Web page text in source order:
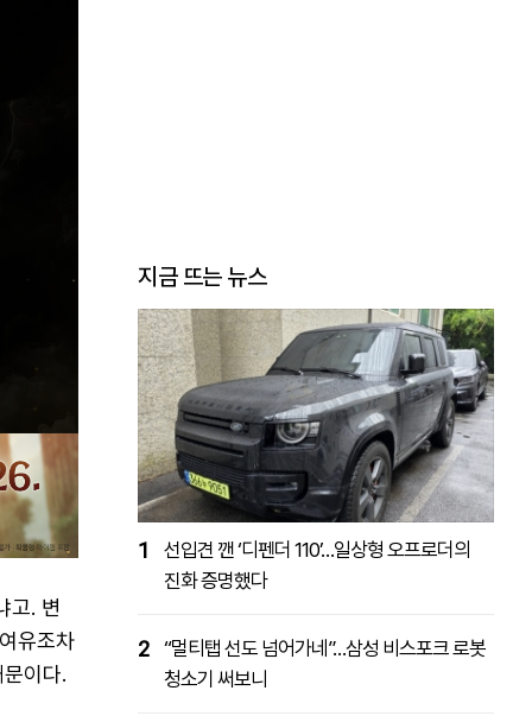
고. 변
유조차
이다.
지금 뜨는 뉴스
1
선입견 깬 ‘디펜더 110’…일상형 오프로더의
진화 증명했다
2 “멀티탭 선도 넘어가네”…삼성 비스포크 로봇
청소기 써보니